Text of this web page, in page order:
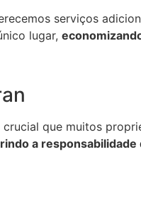
serviços
lugar,
que muitos
a responsabilidade